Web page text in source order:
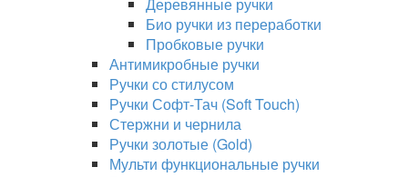
Био ручки из переработки
Пробковые ручки
Антимикробные ручки
Ручки со стилусом
Ручки Софт-Тач (Soft Touch)
Стержни и чернила
Ручки золотые (Gold)
Мульти функциональные ручки